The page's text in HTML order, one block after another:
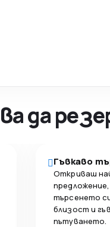
да
Гъвкаво
Откриваш
търсенето
близост и
пътуването.